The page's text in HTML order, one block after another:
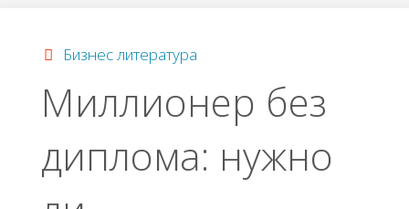
Бизнес литература
Миллионер без
диплома: нужно